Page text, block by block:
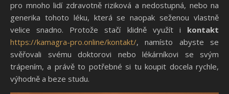
pro mnoho lidí zdravotně riziková a nedostupná, nebo na
generika tohoto léku, která se naopak seženou vlastně
velice snadno. Protože stačí klidně využít i kontakt
https://kamagra-pro.online/kontakt/, namísto abyste se
svěřovali svému doktorovi nebo lékárníkovi se svým
trápením, a právě to potřebné si tu koupit docela rychle,
výhodně a beze studu.